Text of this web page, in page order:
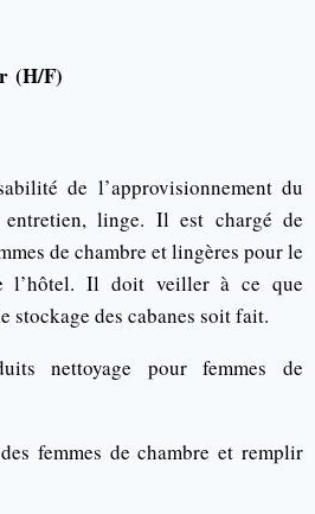
(H/F)
de l’approvisionnement du
linge. Il est chargé de
de chambre et lingères pour le
l’hôtel. Il doit veiller à ce que
stockage des cabanes soit fait.
nettoyage pour femmes de
femmes de chambre et remplir